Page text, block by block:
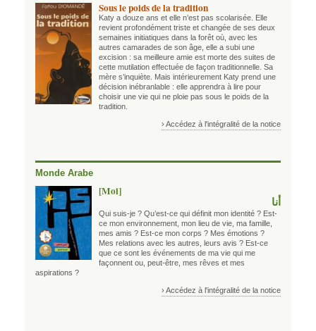
Sous le poids de la tradition
Katy a douze ans et elle n’est pas scolarisée. Elle
revient profondément triste et changée de ses deux
semaines initiatiques dans la forêt où, avec les
autres camarades de son âge, elle a subi une
excision : sa meilleure amie est morte des suites de
cette mutilation effectuée de façon traditionnelle. Sa
mère s’inquiète. Mais intérieurement Katy prend une
décision inébranlable : elle apprendra à lire pour
choisir une vie qui ne ploie pas sous le poids de la
tradition.
› Accédez à l'intégralité de la notice
Monde Arabe
[Moi]
أنا
Qui suis-je ? Qu’est-ce qui définit mon identité ? Est-
ce mon environnement, mon lieu de vie, ma famille,
mes amis ? Est-ce mon corps ? Mes émotions ?
Mes relations avec les autres, leurs avis ? Est-ce
que ce sont les événements de ma vie qui me
façonnent ou, peut-être, mes rêves et mes
aspirations ?
› Accédez à l'intégralité de la notice